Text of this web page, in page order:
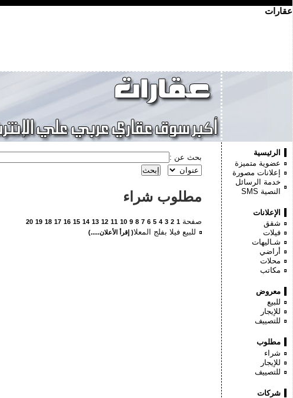
عقارات
بحث عن :
مطلوب شراء
صفحة 1
2
3
4
5
6
7
8
9
10
11
12
13
14
15
16
17
18
19
20
للبيع فيلا بفلج المعلا( إقرأ الأعلان.....)
الرئيسية
عضوية متميزة
إعلانات مصورة
خدمة الرسائل
النصية SMS
الإعلانات
شقق
فيلات
شـاليهات
أراضي
محلات
مكاتب
معروض
للبيع
للإيجار
للتصييف
مطلوب
شراء
للإيجار
للتصييف
شركات